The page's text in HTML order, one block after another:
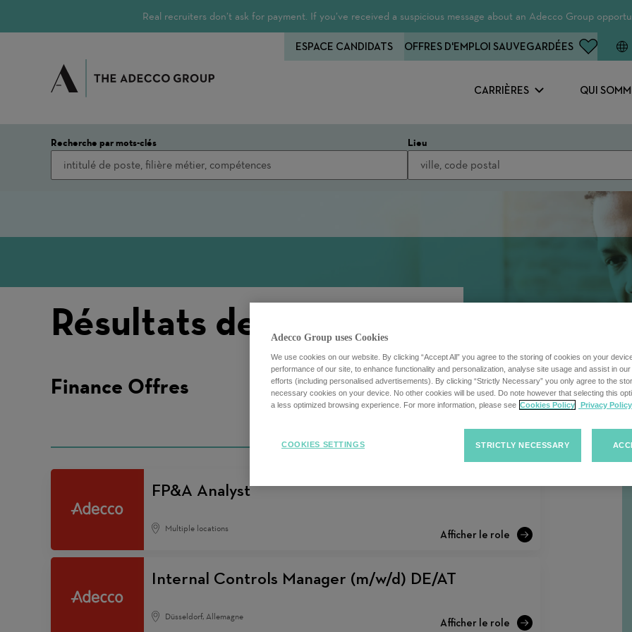
Real recruiters don’t ask for payment. If you’ve received a suspicious message about an Adecco Group
CARRIÈRES QUI
ESPACE CANDIDATS OFFRES D'EMPLOI SAUVEGARDÉES
Recherche par mots-clés Lieu
Résultats de recherche
Trier
les
d'emploi
Trier les offres d'emploi
Finance Offres
FP&A Analyst
Multiple locations
Internal Controls Manager (m/w/d) DE/AT
Düsseldorf, Allemagne
Adecco Group uses Cookies
We use cookies on our website. By clicking “Accept All” you agree to the storing of cookies on your
performance of our site, to enhance functionality and personalization, analyse site usage and assist in
efforts (including personalised advertisements). By clicking “Strictly Necessary” you only agree to the
necessary cookies on your device. No other cookies will be used. Do note however that selecting this
a less optimized browsing experience. For more information, please see Cookies Policy Privacy Policy
STRICTLY NECESSARY
COOKIES SETTINGS